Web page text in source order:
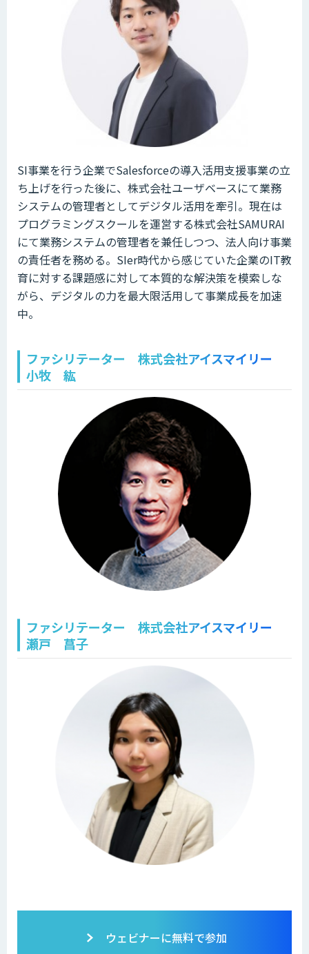
SI事業を行う企業でSalesforceの導入活用支援事業の立
ち上げを行った後に、株式会社ユーザベースにて業務
システムの管理者としてデジタル活用を牽引。現在は
プログラミングスクールを運営する株式会社SAMURAI
にて業務システムの管理者を兼任しつつ、法人向け事業
の責任者を務める。SIer時代から感じていた企業のIT教
育に対する課題感に対して本質的な解決策を模索しな
がら、デジタルの力を最大限活用して事業成長を加速
中。
ファシリテーター 株式会社アイスマイリー
小牧 紘
ファシリテーター 株式会社アイスマイリー
瀬戸 菖子
ウェビナーに無料で参加